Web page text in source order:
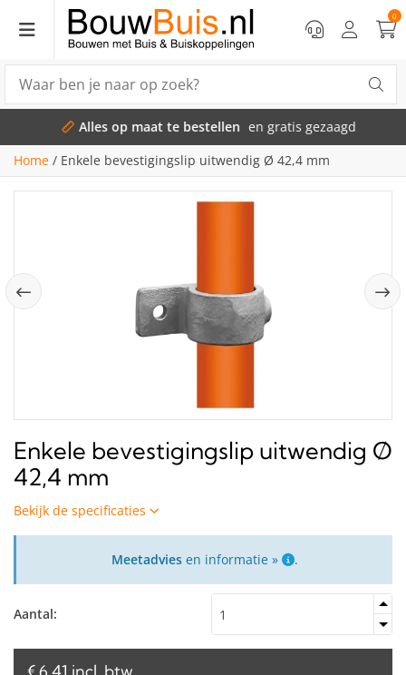
0
Alles op maat te bestellen
en gratis gezaagd
Home / Enkele bevestigingslip uitwendig Ø 42,4 mm
Enkele bevestigingslip uitwendig Ø
42,4 mm
Bekijk de specificaties
Meetadviesen informatie » .
Aantal:
€ 6,41 incl. btw